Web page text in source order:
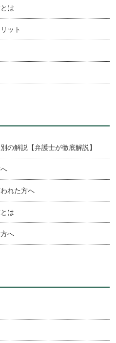
は
ット
解説【弁護士が徹底解説】
れた方へ
は
へ